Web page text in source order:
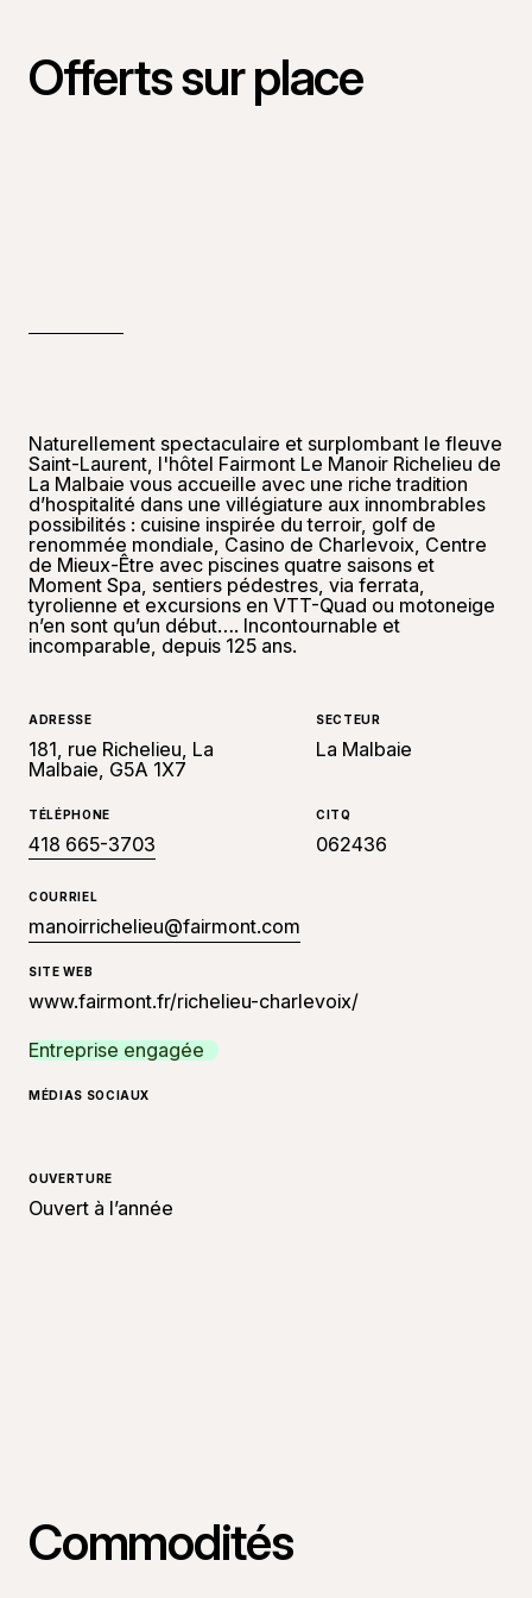
Offerts sur place
Naturellement spectaculaire et surplombant le fleuve
Saint-Laurent, l'hôtel Fairmont Le Manoir Richelieu de
La Malbaie vous accueille avec une riche tradition
d’hospitalité dans une villégiature aux innombrables
possibilités : cuisine inspirée du terroir, golf de
renommée mondiale, Casino de Charlevoix, Centre
de Mieux-Être avec piscines quatre saisons et
Moment Spa, sentiers pédestres, via ferrata,
tyrolienne et excursions en VTT-Quad ou motoneige
n’en sont qu’un début…. Incontournable et
incomparable, depuis 125 ans.
ADRESSE
181, rue Richelieu, La
Malbaie, G5A 1X7
SECTEUR
La Malbaie
TÉLÉPHONE
418 665-3703
CITQ
062436
COURRIEL
manoirrichelieu@fairmont.com
SITE WEB
www.fairmont.fr/richelieu-charlevoix/
Entreprise engagée
MÉDIAS SOCIAUX
OUVERTURE
Ouvert à l’année
Commodités